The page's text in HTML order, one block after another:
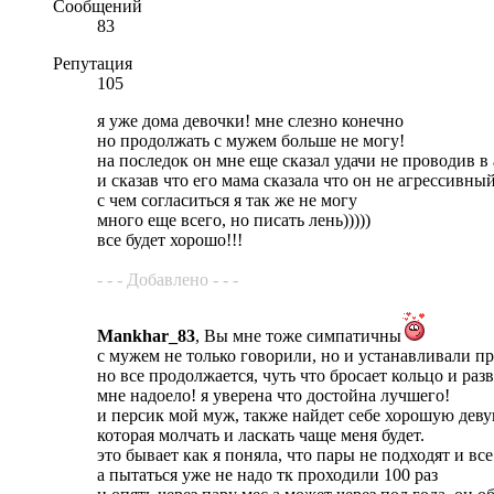
Сообщений
83
Репутация
105
я уже дома девочки! мне слезно конечно
но продолжать с мужем больше не могу!
на последок он мне еще сказал удачи не проводив в
и сказав что его мама сказала что он не
с чем согласиться я так же не могу
много еще всего, но писать лень)))))
все будет хорошо!!!
- - - Добавлено - - -
Mankhar_83, Вы мне тоже симпатичны
с мужем не только говорили, но и устанавливали
но все продолжается, чуть что бросает кольцо и
мне надоело! я уверена что достойна лучшего!
и персик мой муж, также найдет себе хорошую
которая молчать и ласкать чаще меня будет.
это бывает как я поняла, что пары не подходят и все
а пытаться уже не надо тк проходили 100 раз